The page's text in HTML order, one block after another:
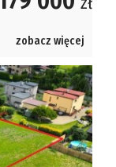
zobacz więcej